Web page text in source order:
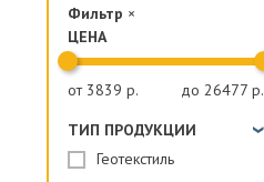
ОГНЕЗАЩИТА, МАТЫ
ФАСАД
СТРОИТЕЛЬНАЯ ХИМИЯ
ГИДРОШПОНКИ
Фильтр ×
ЦЕНА
от 3839 р. до 26477 р.
ТИП ПРОДУКЦИИ
Геотекстиль